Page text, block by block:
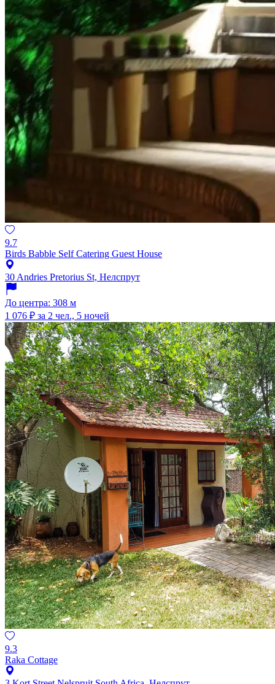
9.7
Birds Babble Self Catering Guest House
30 Andries Pretorius St, Нелспрут
До центра: 308 м
1 076 ₽ за 2 чел., 5 ночей
9.3
Raka Cottage